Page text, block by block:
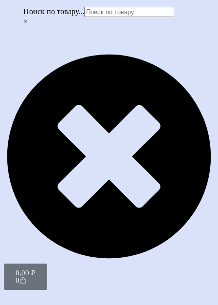
Поиск по товару...
×
0,00 ₽
0